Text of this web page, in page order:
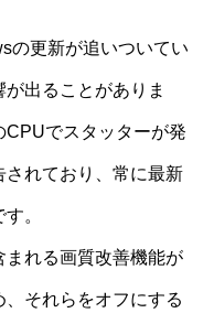
の更新が追いついてい
出ることがありま
でスタッターが発
れており、常に最新
。
まれる画質改善機能が
それらをオフにする